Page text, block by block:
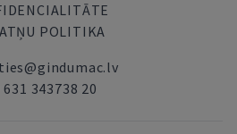
POLITIKA
631 343738 20